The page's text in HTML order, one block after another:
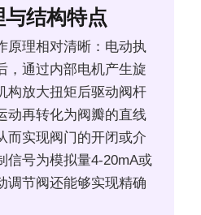
结构特点
原理相对清晰：电动执
，通过内部电机产生旋
构放大扭矩后驱动阀杆
动再转化为阀瓣的直线
而实现阀门的开闭或介
信号为模拟量4-20mA或
调节阀还能够实现精确